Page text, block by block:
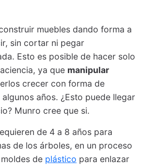
muebles dando forma a
sin cortar ni pegar
Esto es posible de hacer solo
ya que manipular
crecer con forma de
años. ¿Esto puede llegar
Munro cree que si.
de 4 a 8 años para
de los árboles, en un proceso
de plástico para enlazar